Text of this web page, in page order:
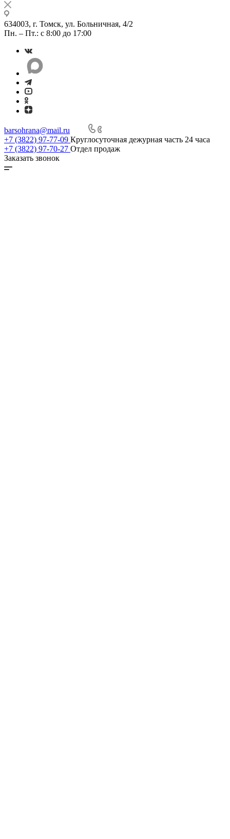
634003, г. Томск, ул. Больничная, 4/2
Пн. – Пт.: с 8:00 до 17:00
barsohrana@mail.ru
+7 (3822) 97-77-09 Круглосуточная дежурная часть 24 часа
+7 (3822) 97-70-27 Отдел продаж
Заказать звонок